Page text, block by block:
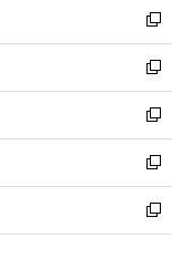
く
で
開
く
ド
ウ
で
開
く
ィ
ン
ド
ウ
で
開
く
い
ウ
ィ
ン
ド
ウ
で
開
く
新
し
い
ウ
ィ
ン
ド
ウ
で
開
新
し
い
ウ
ィ
ン
ド
ウ
新
し
い
ウ
ィ
ン
新
し
い
ウ
新
し